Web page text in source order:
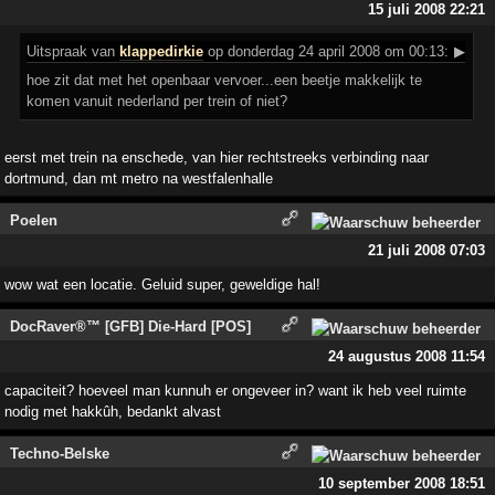
15 juli 2008 22:21
Uitspraak van klappedirkie op donderdag 24 april 2008 om 00:13: ▶
hoe zit dat met het openbaar vervoer...een beetje makkelijk te
komen vanuit nederland per trein of niet?
eerst met trein na enschede, van hier rechtstreeks verbinding naar
dortmund, dan mt metro na westfalenhalle
Poelen
21 juli 2008 07:03
wow wat een locatie. Geluid super, geweldige hal!
DocRaver®™ [GFB] Die-Hard [POS]
24 augustus 2008 11:54
capaciteit? hoeveel man kunnuh er ongeveer in? want ik heb veel ruimte
nodig met hakkûh, bedankt alvast
Techno-Belske
10 september 2008 18:51